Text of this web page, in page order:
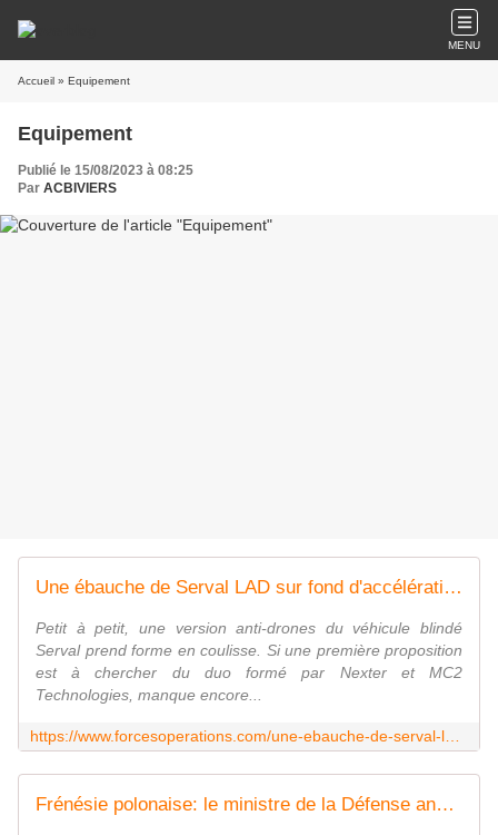
MENU
Accueil » Equipement
Equipement
Publié le 15/08/2023 à 08:25
Par ACBIVIERS
Une ébauche de Serval LAD sur fond d'accélération - FOB - Forces Operations Blog
Petit à petit, une version anti-drones du véhicule blindé
Serval prend forme en coulisse. Si une première proposition
est à chercher du duo formé par Nexter et MC2
Technologies, manque encore...
Frénésie polonaise: le ministre de la Défense annonce trois nouveaux contrat pour des véhicules de combat